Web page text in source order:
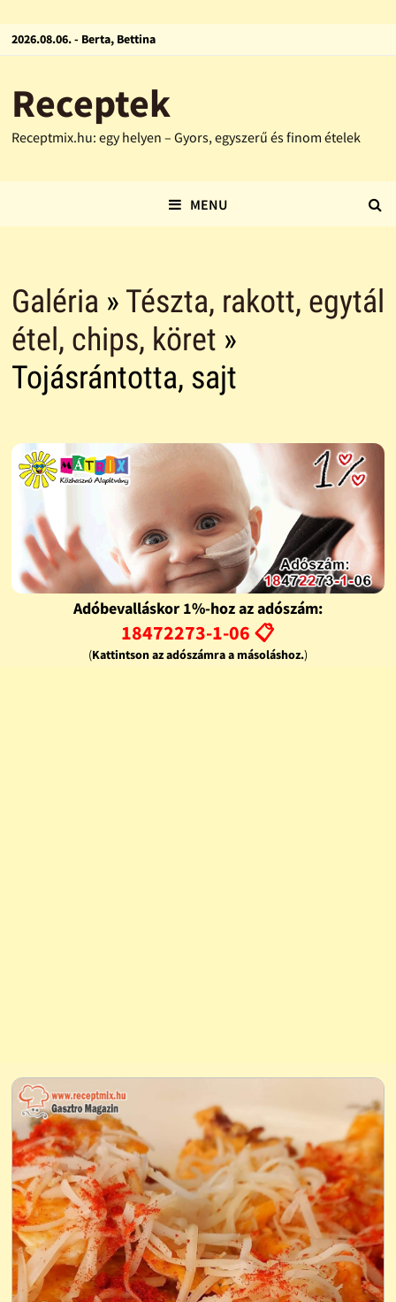
2026.08.06. - Berta, Bettina
Receptek
Receptmix.hu: egy helyen – Gyors, egyszerű és finom ételek
MENU
Galéria » Tészta, rakott, egytál
étel, chips, köret »
Tojásrántotta, sajt
Adóbevalláskor 1%-hoz az adószám:
18472273-1-06 📋
(Kattintson az adószámra a másoláshoz.)